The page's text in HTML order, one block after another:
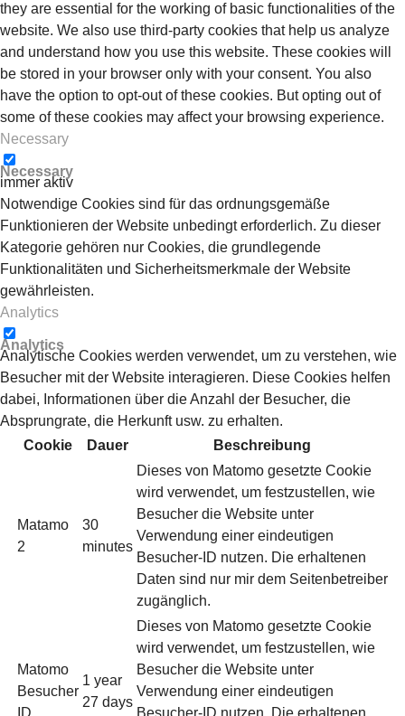
they are essential for the working of basic functionalities of the
website. We also use third-party cookies that help us analyze
and understand how you use this website. These cookies will
be stored in your browser only with your consent. You also
have the option to opt-out of these cookies. But opting out of
some of these cookies may affect your browsing experience.
Necessary
Necessary
immer aktiv
Notwendige Cookies sind für das ordnungsgemäße
Funktionieren der Website unbedingt erforderlich. Zu dieser
Kategorie gehören nur Cookies, die grundlegende
Funktionalitäten und Sicherheitsmerkmale der Website
gewährleisten.
Analytics
Analytics
Analytische Cookies werden verwendet, um zu verstehen, wie
Besucher mit der Website interagieren. Diese Cookies helfen
dabei, Informationen über die Anzahl der Besucher, die
Absprungrate, die Herkunft usw. zu erhalten.
Cookie
Dauer Beschreibung
Matamo
2
30
minutes
Dieses von Matomo gesetzte Cookie
wird verwendet, um festzustellen, wie
Besucher die Website unter
Verwendung einer eindeutigen
Besucher-ID nutzen. Die erhaltenen
Daten sind nur mir dem Seitenbetreiber
zugänglich.
Matomo
Besucher
1 year
27 days
Dieses von Matomo gesetzte Cookie
wird verwendet, um festzustellen, wie
Besucher die Website unter
Verwendung einer eindeutigen